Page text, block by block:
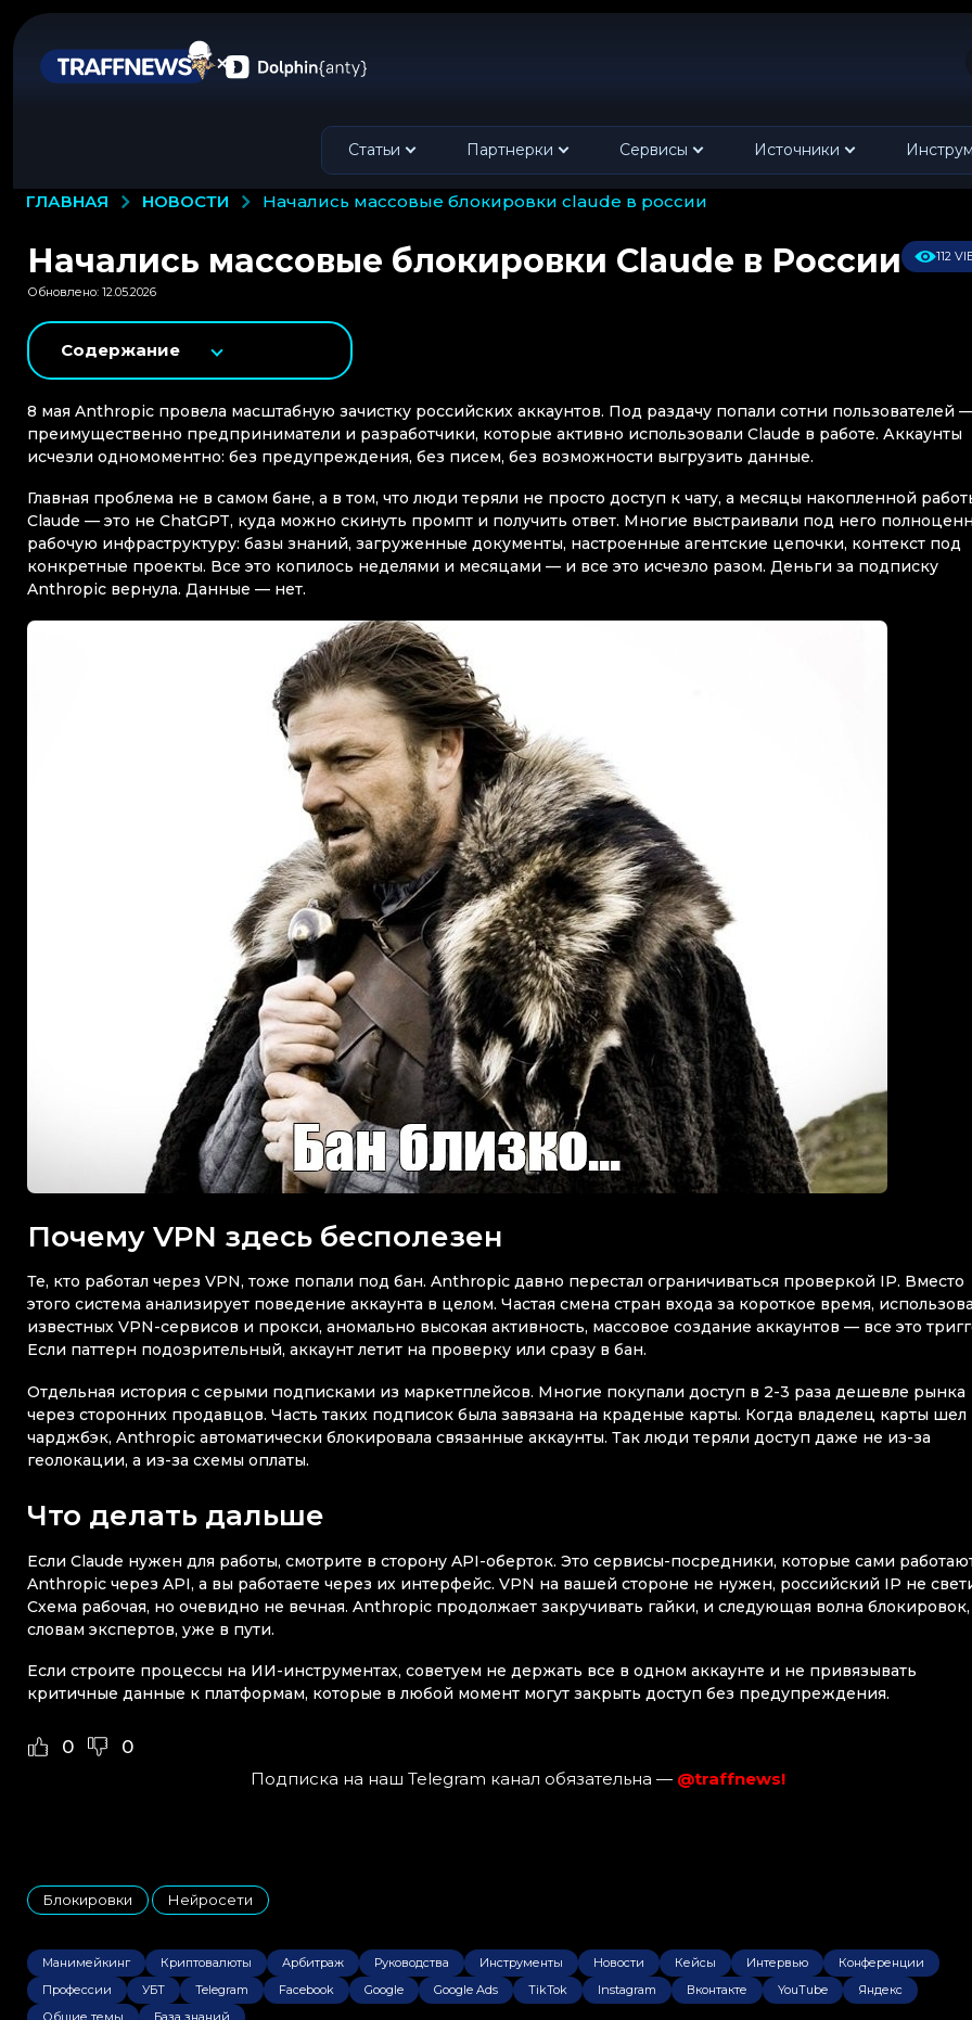
Статьи Партнерки Сервисы Источники
ГЛАВНАЯ НОВОСТИ начались массовые блокировки claude в россии
Начались массовые блокировки Claude в России 112
Обновлено: 12.05.2026
Содержание
8 мая Anthropic провела масштабную зачистку российских аккаунтов. Под раздачу попали сотни пользователей
преимущественно предприниматели и разработчики, которые активно использовали Claude в работе. Аккаунты
исчезли одномоментно: без предупреждения, без писем, без возможности выгрузить данные.
Главная проблема не в самом бане, а в том, что люди теряли не просто доступ к чату, а месяцы накопленной
Claude — это не ChatGPT, куда можно скинуть промпт и получить ответ. Многие выстраивали под него
рабочую инфраструктуру: базы знаний, загруженные документы, настроенные агентские цепочки, контекст под
конкретные проекты. Все это копилось неделями и месяцами — и все это исчезло разом. Деньги за подписку
Anthropic вернула. Данные — нет.
Почему VPN здесь бесполезен
Те, кто работал через VPN, тоже попали под бан. Anthropic давно перестал ограничиваться проверкой IP. Вместо
этого система анализирует поведение аккаунта в целом. Частая смена стран входа за короткое время,
известных VPN-сервисов и прокси, аномально высокая активность, массовое создание аккаунтов — все это
Если паттерн подозрительный, аккаунт летит на проверку или сразу в бан.
Отдельная история с серыми подписками из маркетплейсов. Многие покупали доступ в 2-3 раза дешевле рынка
через сторонних продавцов. Часть таких подписок была завязана на краденые карты. Когда владелец карты шел
чарджбэк, Anthropic автоматически блокировала связанные аккаунты. Так люди теряли доступ даже не из-за
геолокации, а из-за схемы оплаты.
Что делать дальше
Если Claude нужен для работы, смотрите в сторону API-оберток. Это сервисы-посредники, которые сами
Anthropic через API, а вы работаете через их интерфейс. VPN на вашей стороне не нужен, российский IP не
Схема рабочая, но очевидно не вечная. Anthropic продолжает закручивать гайки, и следующая волна
словам экспертов, уже в пути.
Если строите процессы на ИИ-инструментах, советуем не держать все в одном аккаунте и не привязывать
критичные данные к платформам, которые в любой момент могут закрыть доступ без предупреждения.
0 0
Подписка на наш Telegram канал обязательна — @traffnews!
Блокировки
,
Нейросети
Манимейкинг Криптовалюты Арбитраж Руководства Инструменты Новости Кейсы Интервью
Конференции
Профессии
УБТ Telegram Facebook Google Google Ads TikTok Instagram Вконтакте YouTube
Яндекс
Общие темы
База знаний